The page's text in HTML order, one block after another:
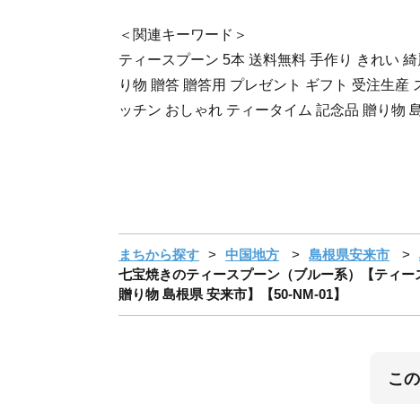
＜関連キーワード＞
ティースプーン 5本 送料無料 手作り きれい
り物 贈答 贈答用 プレゼント ギフト 受注生産
ッチン おしゃれ ティータイム 記念品 贈り物
まちから探す 中国地方 島根県安来市
七宝焼きのティースプーン（ブルー系）【ティ
贈り物 島根県 安来市】【50-NM-01】
こ